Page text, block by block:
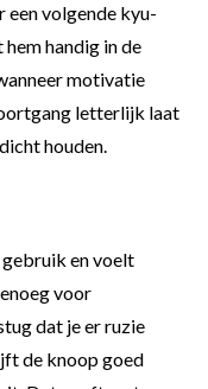
een volgende kyu-
handig in de
motivatie
letterlijk laat
houden.
en voelt
voor
dat je er ruzie
de knoop goed